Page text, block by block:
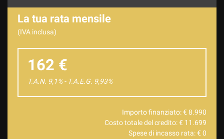
La tua rata mensile
(IVA inclusa)
162 €
T.A.N. 9,1% - T.A.E.G. 9,93%
Importo finanziato: € 8.990
Costo totale del credito: € 11.699
Spese di incasso rata: € 0